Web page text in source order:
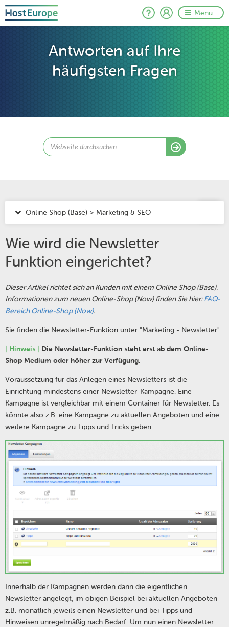
Menu
Antworten auf Ihre
häufigsten Fragen
Online Shop (Base) > Marketing & SEO
Wie wird die Newsletter
Funktion eingerichtet?
Dieser Artikel richtet sich an Kunden mit einem Online Shop (Base).
Informationen zum neuen Online-Shop (Now) finden Sie hier:FAQ-
Bereich Online-Shop (Now).
Sie finden die Newsletter-Funktion unter "Marketing - Newsletter".
| Hinweis |
Die Newsletter-Funktion steht erst ab dem Online-
Shop Medium oder höher zur Verfügung.
Voraussetzung für das Anlegen eines Newsletters ist die
Einrichtung mindestens einer Newsletter-Kampagne. Eine
Kampagne ist vergleichbar mit einem Container für Newsletter. Es
könnte also z.B. eine Kampagne zu aktuellen Angeboten und eine
weitere Kampagne zu Tipps und Tricks geben:
Innerhalb der Kampagnen werden dann die eigentlichen
Newsletter angelegt, im obigen Beispiel bei aktuellen Angeboten
z.B. monatlich jeweils einen Newsletter und bei Tipps und
Hinweisen unregelmäßig nach Bedarf. Um nun einen Newsletter